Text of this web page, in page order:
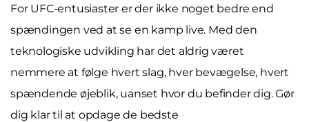
For UFC-entusiaster er der ikke noget bedre end
spændingen ved at se en kamp live. Med den
teknologiske udvikling har det aldrig været
nemmere at følge hvert slag, hver bevægelse, hvert
spændende øjeblik, uanset hvor du befinder dig. Gør
dig klar til at opdage de bedste